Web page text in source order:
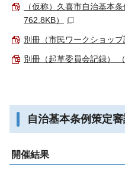
（仮称）久喜市自治基本
762.8KB）
別冊（市民ワークショップ
別冊（起草委員会記録）
自治基本条例策定
開催結果